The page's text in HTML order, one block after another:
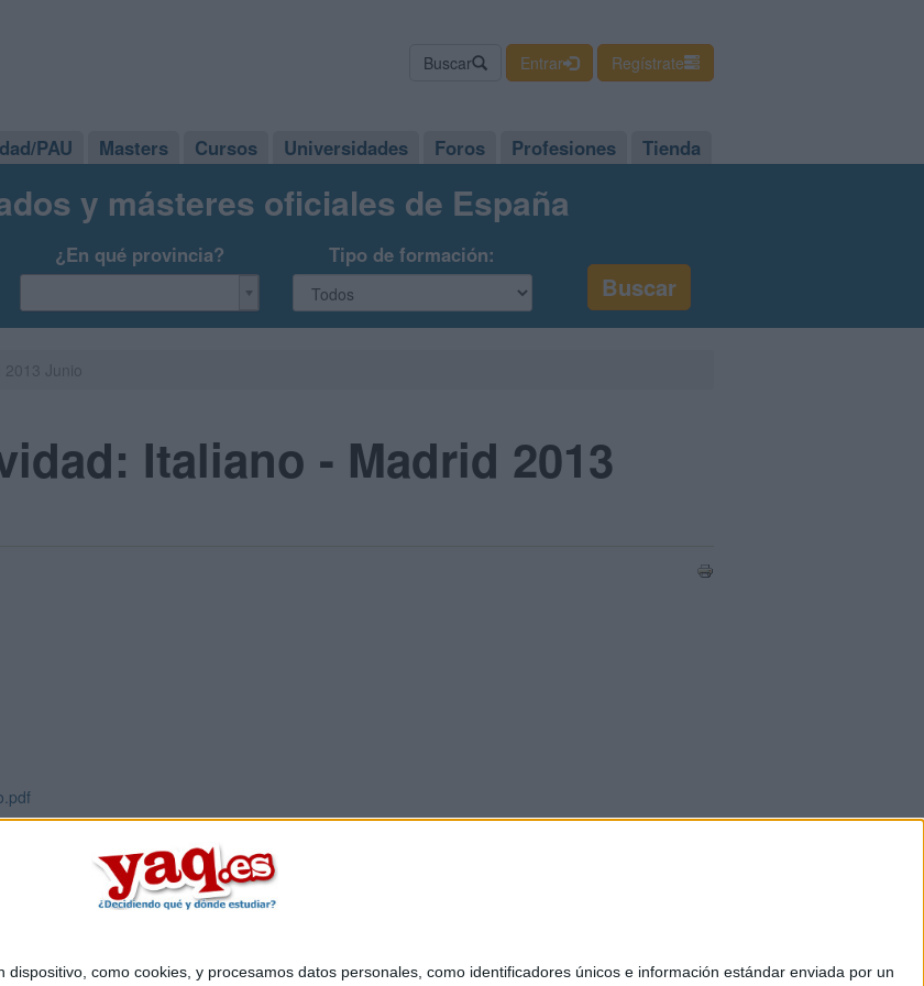
como cookies, y procesamos datos personales, como identificadores únicos e información estándar enviada por un
Buscar Entrar Regístrate
PAU Masters Cursos Universidades Foros Profesiones Tienda
y másteres oficiales de España
¿En qué provincia? Tipo de formación:
Italiano - Madrid 2013
Quiénes somos|Contactar|Anúnciate